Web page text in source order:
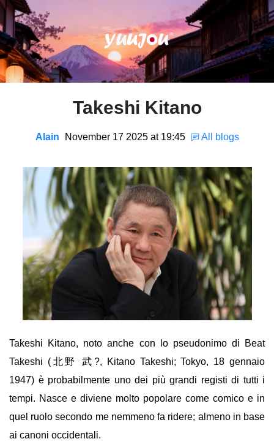
Takeshi Kitano
Alain November 17 2025 at 19:45 All blogs
Takeshi Kitano, noto anche con lo pseudonimo di Beat
Takeshi (北野 武?, Kitano Takeshi; Tokyo, 18 gennaio
1947) è probabilmente uno dei più grandi registi di tutti i
tempi. Nasce e diviene molto popolare come comico e in
quel ruolo secondo me nemmeno fa ridere; almeno in base
ai canoni occidentali.